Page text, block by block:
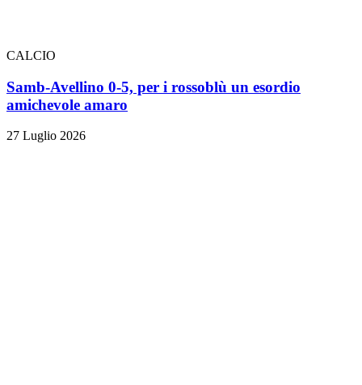
CALCIO
Samb-Avellino 0-5, per i rossoblù un esordio
amichevole amaro
27 Luglio 2026